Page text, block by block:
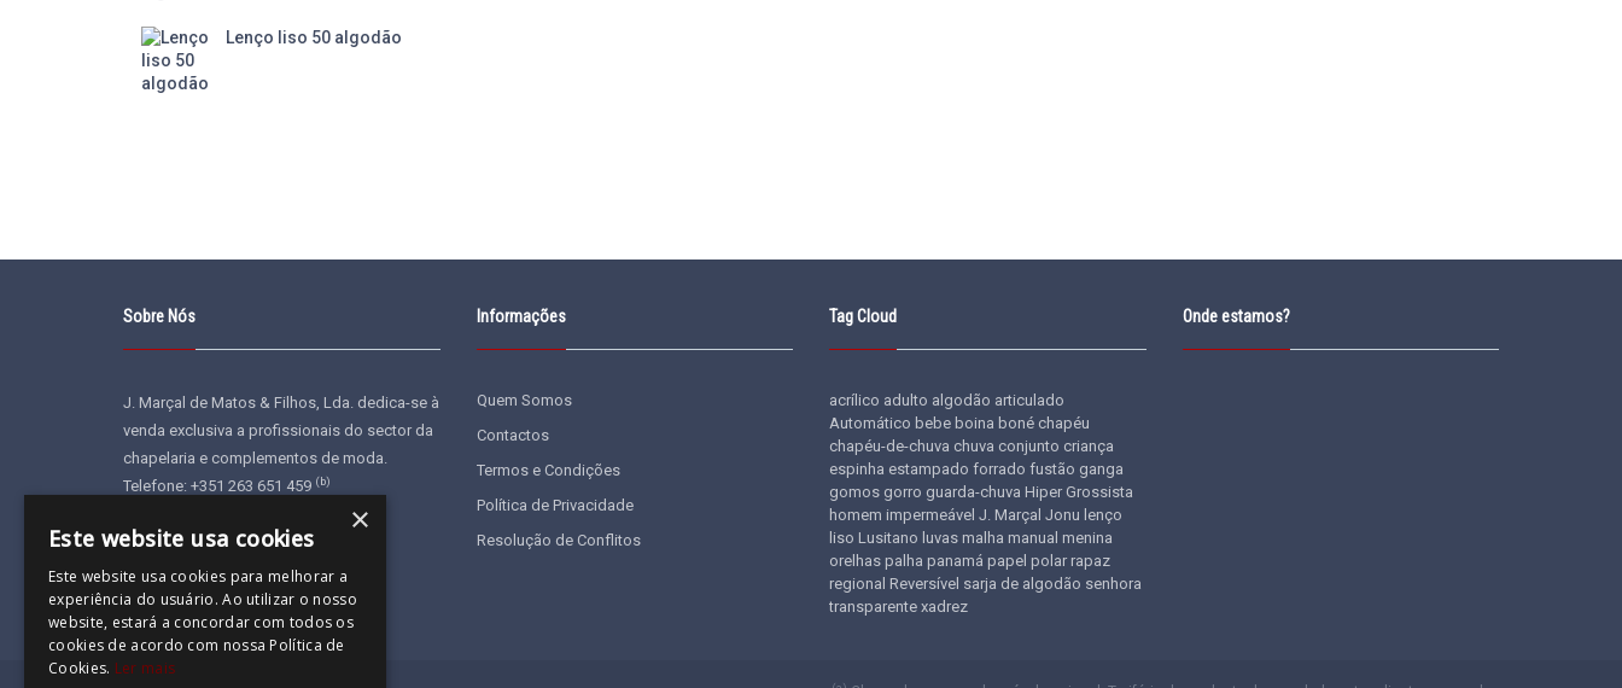
Lenço liso 50 algodão
Sobre Nós
J. Marçal de Matos & Filhos, Lda. dedica-se à
venda exclusiva a profissionais do sector da
chapelaria e complementos de moda.
Telefone: +351 263 651 459 (b)
Informações
Quem Somos
Contactos
Termos e Condições
Política de Privacidade
Resolução de Conflitos
Tag Cloud
acrílico adulto algodão articulado
Automático bebe boina boné chapéu
chapéu-de-chuva chuva conjunto criança
espinha estampado forrado fustão ganga
gomos gorro guarda-chuva Hiper Grossista
homem impermeável J. Marçal Jonu lenço
liso Lusitano luvas malha manual menina
orelhas palha panamá papel polar rapaz
regional Reversível sarja de algodão senhora
transparente xadrez
Onde estamos?
×
Este website usa cookies
Este website usa cookies para melhorar a
experiência do usuário. Ao utilizar o nosso
website, estará a concordar com todos os
cookies de acordo com nossa Política de
Cookies. Ler mais